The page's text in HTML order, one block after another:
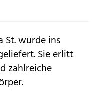
St. wurde ins
Sie erlitt
zahlreiche